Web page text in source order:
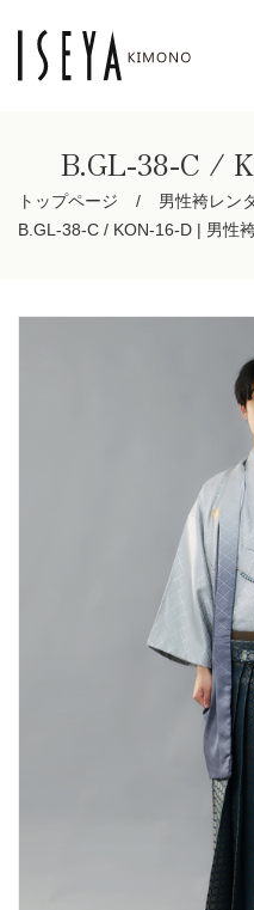
B.GL-38-C /
トップページ
男性袴レン
B.GL-38-C / KON-16-D | 男性